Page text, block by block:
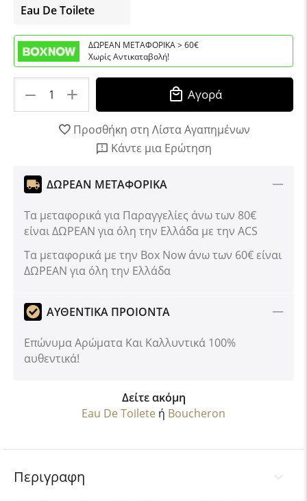
Eau De Toilete
ΔΩΡΕΑΝ ΜΕΤΑΦΟΡΙΚΑ > 60€
Χωρίς Αντικαταβολή!
+
− Αγορά
Προσθήκη στη Λίστα Αγαπημένων
Κάντε μια Ερώτηση
ΔΩΡΕΑΝ ΜΕΤΑΦΟΡΙΚΑ
Τα μεταφορικά για Παραγγελίες άνω των 80€
είναι ΔΩΡΕΑΝ για όλη την Ελλάδα με την ACS
Tα μεταφορικά με την Box Now άνω των 60€ είναι
ΔΩΡΕΑΝ για όλη την Ελλάδα
ΑΥΘΕΝΤΙΚΑ ΠΡΟΙΟΝΤΑ
Επώνυμα Αρώματα Και Καλλυντικά 100%
αυθεντικά!
Δείτε ακόμη
Eau De Toilete ή Boucheron
Περιγραφη